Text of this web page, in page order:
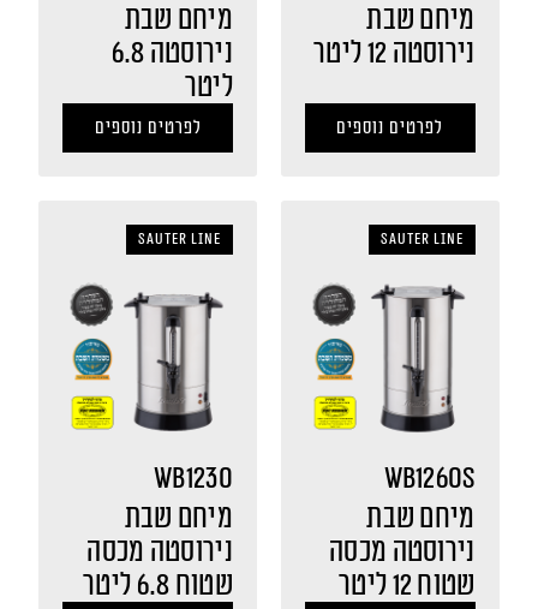
מיחם שבת
נירוסטה 12 ליטר
לפרטים נוספים
מיחם שבת
נירוסטה 6.8
ליטר
לפרטים נוספים
sauter LINE
WB1260S
מיחם שבת
נירוסטה מכסה
שטוח 12 ליטר
sauter LINE
WB1230
מיחם שבת
נירוסטה מכסה
שטוח 6.8 ליטר